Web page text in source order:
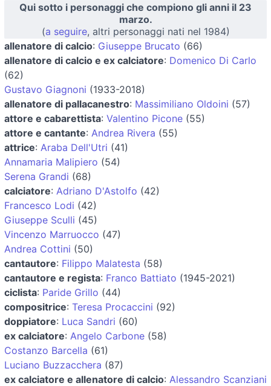
Qui sotto i personaggi che compiono gli anni il 23
marzo.
(a seguire, altri personaggi nati nel 1984)
allenatore di calcio: Giuseppe Brucato (66)
allenatore di calcio e ex calciatore: Domenico Di Carlo
(62)
Gustavo Giagnoni (1933-2018)
allenatore di pallacanestro: Massimiliano Oldoini (57)
attore e cabarettista: Valentino Picone (55)
attore e cantante: Andrea Rivera (55)
attrice: Araba Dell'Utri (41)
Annamaria Malipiero (54)
Serena Grandi (68)
calciatore: Adriano D'Astolfo (42)
Francesco Lodi (42)
Giuseppe Sculli (45)
Vincenzo Marruocco (47)
Andrea Cottini (50)
cantautore: Filippo Malatesta (58)
cantautore e regista: Franco Battiato (1945-2021)
ciclista: Paride Grillo (44)
compositrice: Teresa Procaccini (92)
doppiatore: Luca Sandri (60)
ex calciatore: Angelo Carbone (58)
Costanzo Barcella (61)
Luciano Buzzacchera (87)
ex calciatore e allenatore di calcio: Alessandro Scanziani